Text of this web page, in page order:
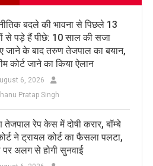
बदले की भावना से पिछले 13
से पड़े हैं पीछे: 10 साल की सजा
जाने के बाद तरुण तेजपाल का बयान,
कोर्ट जाने का किया ऐलान
6, 2026
Pratap Singh
रेप केस में दोषी करार, बॉम्बे
ने ट्रायल कोर्ट का फैसला पलटा,
अलग से होगी सुनवाई